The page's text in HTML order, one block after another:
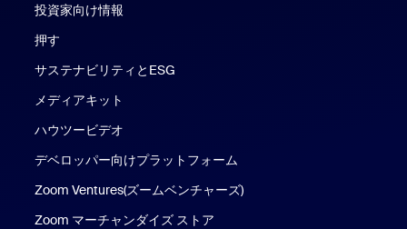
投資家向け情報
押す
サステナビリティとESG
メディアキット
ハウツービデオ
デベロッパー向けプラットフォーム
Zoom Ventures(ズームベンチャーズ)
Zoom マーチャンダイズ ストア